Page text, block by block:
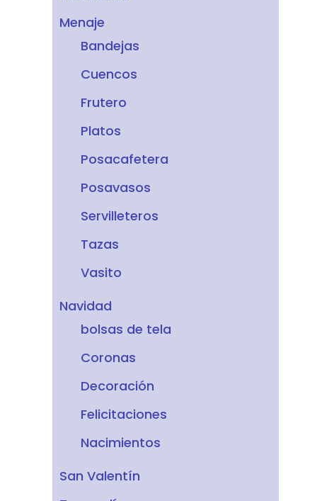
Menaje
Bandejas
Cuencos
Frutero
Platos
Posacafetera
Posavasos
Servilleteros
Tazas
Vasito
Navidad
bolsas de tela
Coronas
Decoración
Felicitaciones
Nacimientos
San Valentín